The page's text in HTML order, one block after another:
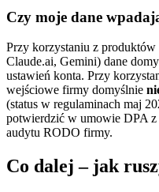
Czy moje dane
Przy korzystaniu z
Claude.ai, Gemini) dane
ustawień konta. Przy
wejściowe firmy domyślnie
(status w regulaminach maj
potwierdzić w umowie DPA z
audytu RODO firmy.
Co dalej – jak